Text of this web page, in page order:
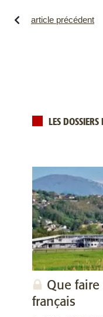
article précédent
LES
Que
français